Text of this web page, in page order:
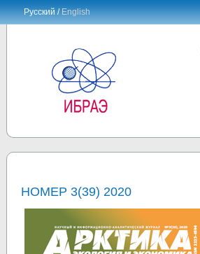
Русский /English
НОМЕР 3(39) 2020